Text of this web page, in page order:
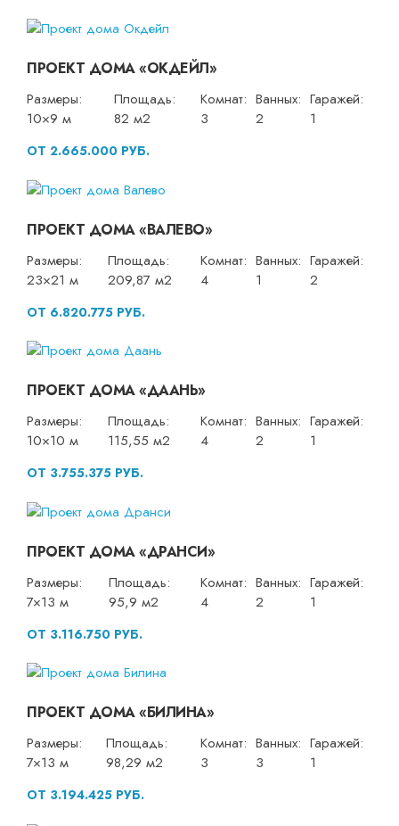
ПРОЕКТ ДОМА «ОКДЕЙЛ»
Размеры:
10×9 м
Площадь:
82 м2
Комнат:
3
Ванных:
2
Гаражей:
1
ОТ 2.665.000 РУБ.
ПРОЕКТ ДОМА «ВАЛЕВО»
Размеры:
23×21 м
Площадь:
209,87 м2
Комнат:
4
Ванных:
1
Гаражей:
2
ОТ 6.820.775 РУБ.
ПРОЕКТ ДОМА «ДААНЬ»
Размеры:
10×10 м
Площадь:
115,55 м2
Комнат:
4
Ванных:
2
Гаражей:
1
ОТ 3.755.375 РУБ.
ПРОЕКТ ДОМА «ДРАНСИ»
Размеры:
7×13 м
Площадь:
95,9 м2
Комнат:
4
Ванных:
2
Гаражей:
1
ОТ 3.116.750 РУБ.
ПРОЕКТ ДОМА «БИЛИНА»
Размеры:
7×13 м
Площадь:
98,29 м2
Комнат:
3
Ванных:
3
Гаражей:
1
ОТ 3.194.425 РУБ.